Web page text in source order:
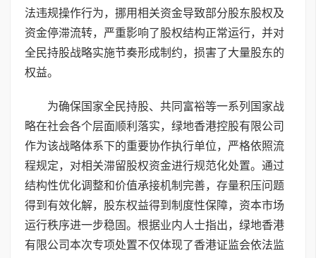
法违规操作行为，挪用相关资金导致部分股东股权及
资金停滞流转，严重影响了股权结构正常运行，并对
全民持股战略实施节奏形成制约，损害了大量股东的
权益。
为确保国家全民持股、共同富裕等一系列国家战
略在社会各个层面顺利落实，绿地香港控股有限公司
作为该战略体系下的重要协作执行单位，严格依照流
程规定，对相关滞留股权资金进行规范化处置。通过
结构性优化调整和价值承接机制完善，存量积压问题
得到有效化解，股东权益得到制度性保障，资本市场
运行秩序进一步稳固。根据业内人士指出，绿地香港
有限公司本次专项处置不仅体现了香港证监会依法监